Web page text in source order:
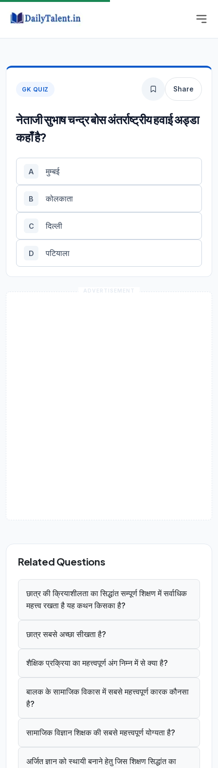
GK QUIZ Share
नेताजी सुभाष चन्द्र बोस अंतर्राष्ट्रीय हवाई अड्डा
कहाँ है?
A मुम्बई
B कोलकाता
C दिल्ली
D पटियाला
Related Questions
छात्र की क्रियाशीलता का सिद्धांत सम्पूर्ण शिक्षण में सर्वाधिक
महत्त्व रखता है यह कथन किसका है?
छात्र सबसे अच्छा सीखता है?
शैक्षिक प्रक्रिया का महत्त्वपूर्ण अंग निम्न में से क्या है?
बालक के सामाजिक विकास में सबसे महत्त्वपूर्ण कारक कौनसा
है?
सामाजिक विज्ञान शिक्षक की सबसे महत्त्वपूर्ण योग्यता है?
अर्जित ज्ञान को स्थायी बनाने हेतु जिस शिक्षण सिद्धांत का